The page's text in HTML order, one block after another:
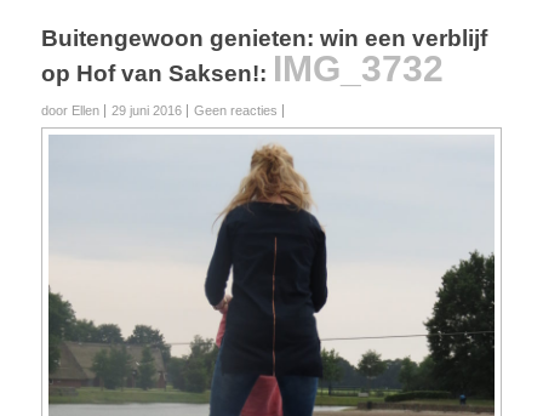
Buitengewoon genieten: win een verblijf
op Hof van Saksen!: IMG_3732
door Ellen 29 juni 2016 Geen reacties